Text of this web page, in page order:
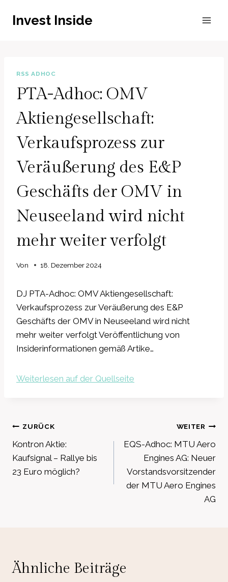
InhaltInvest Inside
RSS ADHOC
PTA-Adhoc: OMV
Aktiengesellschaft:
Verkaufsprozess zur
Veräußerung des E&P
Geschäfts der OMV in
Neuseeland wird nicht
mehr weiter verfolgt
Von 18. Dezember 2024
DJ PTA-Adhoc: OMV Aktiengesellschaft:
Verkaufsprozess zur Veräußerung des E&P
Geschäfts der OMV in Neuseeland wird nicht
mehr weiter verfolgt Veröffentlichung von
Insiderinformationen gemäß Artike…
Weiterlesen auf der Quellseite
Beitragsnavigation
ZURÜCK
Kontron Aktie:
Kaufsignal – Rallye bis
23 Euro möglich?
WEITER
EQS-Adhoc: MTU Aero
Engines AG: Neuer
Vorstandsvorsitzender
der MTU Aero Engines
AG
Ähnliche Beiträge